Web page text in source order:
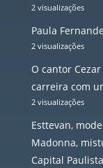
2 visualizações
Paula
2 visualizações
O cantor
carreira com
2 visualizações
Esttevan,
Madonna,
Capital Paulista